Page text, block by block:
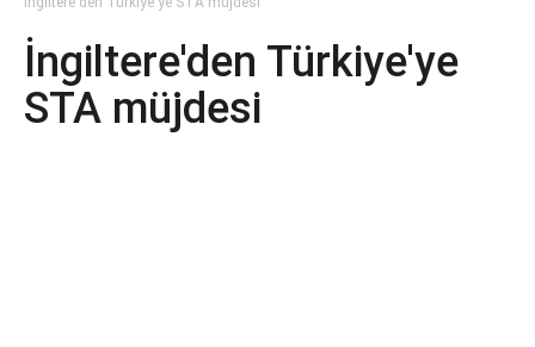
İngiltere'den Türkiye'ye
STA müjdesi